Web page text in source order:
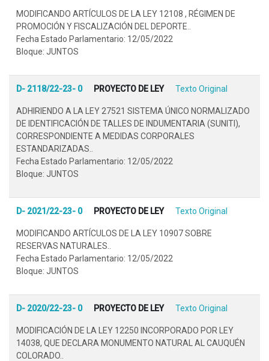
MODIFICANDO ARTÍCULOS DE LA LEY 12108 , RÉGIMEN DE
PROMOCIÓN Y FISCALIZACIÓN DEL DEPORTE..
Fecha Estado Parlamentario: 12/05/2022
Bloque: JUNTOS
D- 2118/22-23- 0 PROYECTO DE LEY Texto Original
ADHIRIENDO A LA LEY 27521 SISTEMA ÚNICO NORMALIZADO
DE IDENTIFICACIÓN DE TALLES DE INDUMENTARIA (SUNITI),
CORRESPONDIENTE A MEDIDAS CORPORALES
ESTANDARIZADAS..
Fecha Estado Parlamentario: 12/05/2022
Bloque: JUNTOS
D- 2021/22-23- 0 PROYECTO DE LEY Texto Original
MODIFICANDO ARTÍCULOS DE LA LEY 10907 SOBRE
RESERVAS NATURALES..
Fecha Estado Parlamentario: 12/05/2022
Bloque: JUNTOS
D- 2020/22-23- 0 PROYECTO DE LEY Texto Original
MODIFICACIÓN DE LA LEY 12250 INCORPORADO POR LEY
14038, QUE DECLARA MONUMENTO NATURAL AL CAUQUÉN
COLORADO..